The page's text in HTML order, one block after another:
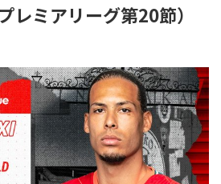
レミアリーグ第20節）